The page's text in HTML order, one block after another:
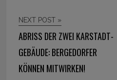
NEXT POST »
ABRISS DER ZWEI KARSTADT-
GEBÄUDE: BERGEDORFER
KÖNNEN MITWIRKEN!